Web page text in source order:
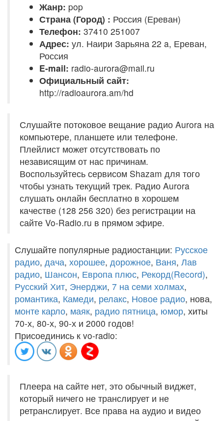
Жанр: pop
Страна (Город) : Россия (Ереван)
Телефон: 37410 251007
Адрес: ул. Наири Зарьяна 22 a, Ереван,
Россия
E-mail: radio-aurora@mail.ru
Официальный сайт:
http://radioaurora.am/hd
Слушайте потоковое вещание радио Aurora на
компьютере, планшете или телефоне.
Плейлист может отсутствовать по
независящим от нас причинам.
Воспользуйтесь сервисом Shazam для того
чтобы узнать текущий трек. Радио Aurora
слушать онлайн бесплатно в хорошем
качестве (128 256 320) без регистрации на
сайте Vo-Radio.ru в прямом эфире.
Слушайте популярные радиостанции: Русское
радио, дача, хорошее, дорожное, Ваня, Лав
радио, Шансон, Европа плюс, Рекорд(Record),
Русский Хит, Энерджи, 7 на семи холмах,
романтика, Камеди, релакс, Новое радио, нова,
монте карло, маяк, радио пятница, юмор, хиты
70-х, 80-х, 90-х и 2000 годов!
Присоединись к vo-radio:
Плеера на сайте нет, это обычный виджет,
который ничего не транслирует и не
ретранслирует. Все права на аудио и видео